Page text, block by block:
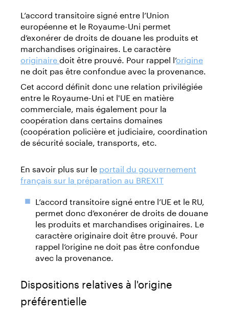
L’accord transitoire signé entre l’Union
européenne et le Royaume-Uni permet
d’exonérer de droits de douane les produits et
marchandises originaires. Le caractère
originairedoit être prouvé. Pour rappel l’origine
ne doit pas être confondue avec la provenance.
Cet accord définit donc une relation privilégiée
entre le Royaume-Uni et l'UE en matière
commerciale, mais également pour la
coopération dans certains domaines
(coopération policière et judiciaire, coordination
de sécurité sociale, transports, etc.
En savoir plus sur le portail du gouvernement
français sur la préparation au BREXIT
L’accord transitoire signé entre l’UE et le RU,
permet donc d’exonérer de droits de douane
les produits et marchandises originaires. Le
caractère originaire doit être prouvé. Pour
rappel l’origine ne doit pas être confondue
avec la provenance.
Dispositions relatives à l'origine
préférentielle